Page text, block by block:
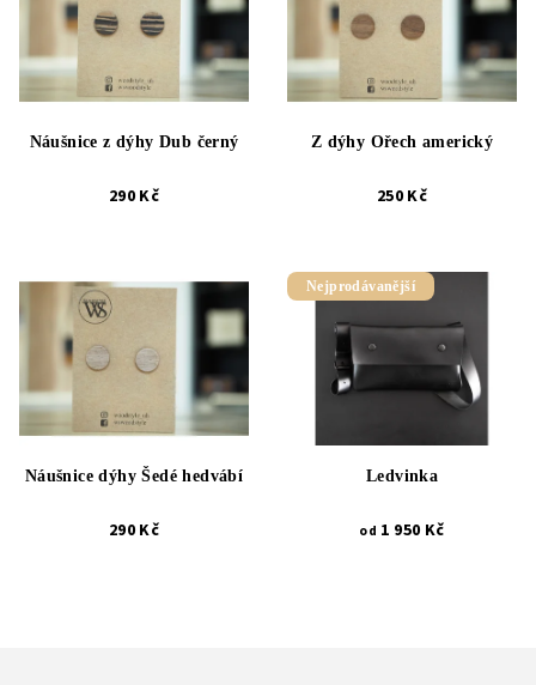
Náušnice z dýhy Dub černý
290 Kč
Z dýhy Ořech americký
250 Kč
Náušnice dýhy Šedé hedvábí
290 Kč
Nejprodávanější
Ledvinka
od 1 950 Kč